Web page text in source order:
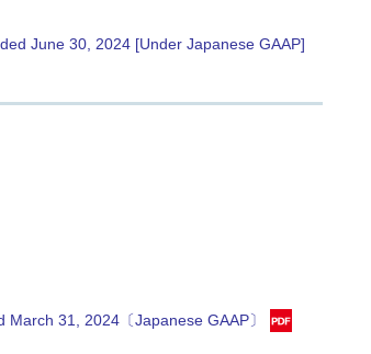
June 30, 2024 [Under Japanese GAAP]
31, 2024〔Japanese GAAP〕